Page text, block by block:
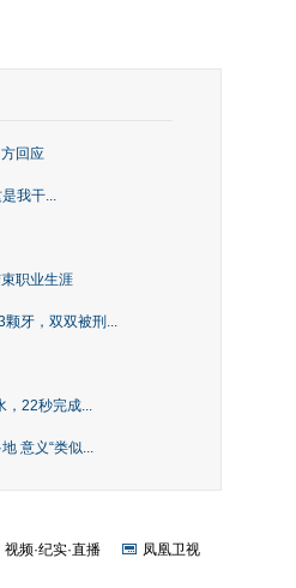
回应
我干...
职业生涯
颗牙，双双被刑...
，22秒完成...
意义“类似...
视频·纪实·直播
凤凰卫视